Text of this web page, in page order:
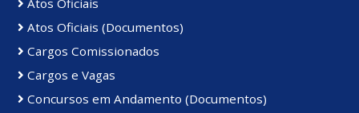
Atos Oficiais (Documentos)
Cargos Comissionados
Cargos e Vagas
Concursos em Andamento (Documentos)